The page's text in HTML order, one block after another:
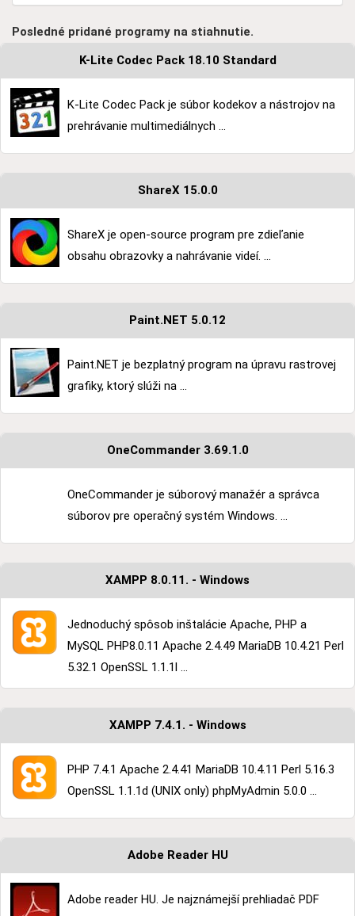
Posledné pridané programy na stiahnutie.
K-Lite Codec Pack 18.10 Standard
K-Lite Codec Pack je súbor kodekov a nástrojov na
prehrávanie multimediálnych ...
ShareX 15.0.0
ShareX je open-source program pre zdieľanie
obsahu obrazovky a nahrávanie videí. ...
Paint.NET 5.0.12
Paint.NET je bezplatný program na úpravu rastrovej
grafiky, ktorý slúži na ...
OneCommander 3.69.1.0
OneCommander je súborový manažér a správca
súborov pre operačný systém Windows. ...
XAMPP 8.0.11. - Windows
Jednoduchý spôsob inštalácie Apache, PHP a
MySQL PHP8.0.11 Apache 2.4.49 MariaDB 10.4.21 Perl
5.32.1 OpenSSL 1.1.1l ...
XAMPP 7.4.1. - Windows
PHP 7.4.1 Apache 2.4.41 MariaDB 10.4.11 Perl 5.16.3
OpenSSL 1.1.1d (UNIX only) phpMyAdmin 5.0.0 ...
Adobe Reader HU
Adobe reader HU. Je najznámejší prehliadač PDF